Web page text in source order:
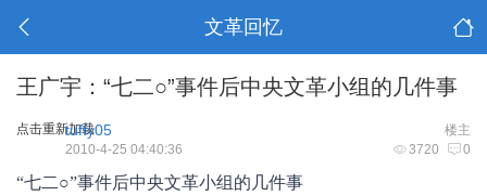
文革回忆
王广宇：“七二○”事件后中央文革小组的几件事
点击重新加载 楼主
tuffy05
3720 0
2010-4-25 04:40:36
“七二○”事件后中央文革小组的几件事